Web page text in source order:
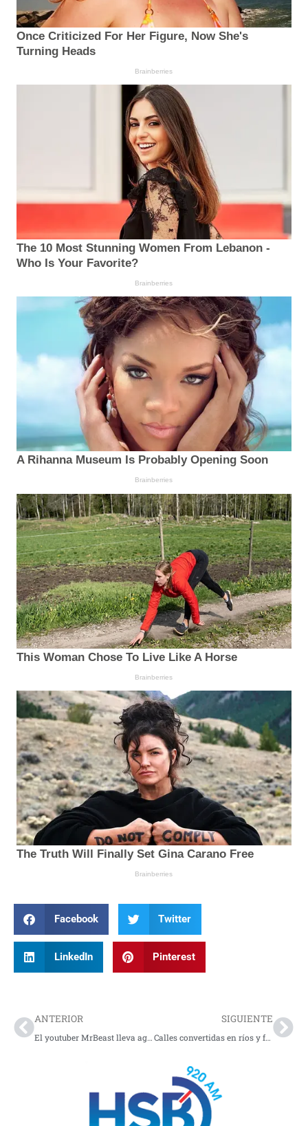
Facebook Twitter
LinkedIn Pinterest
ANTERIOR
El youtuber MrBeast lleva agua potable a La Guajira y expone una crisis de décadas
SIGUIENTE
Calles convertidas en ríos y familias damnificadas por aguacero en Santa Marta